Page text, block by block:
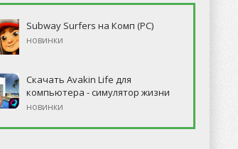
Subway Surfers на Комп (PC)
новинки
Скачать Avakin Life для
компьютера - симулятор жизни
новинки